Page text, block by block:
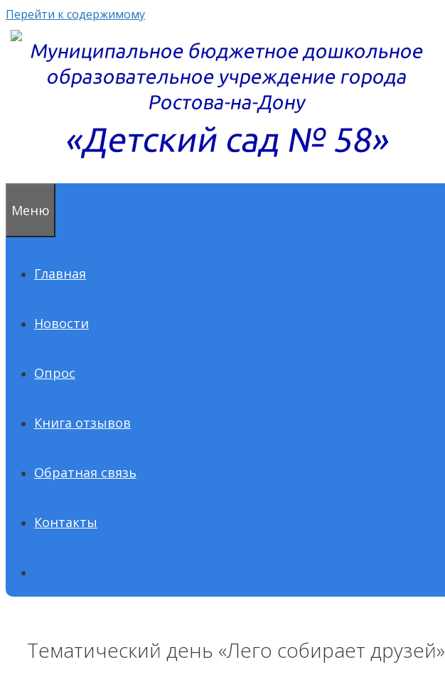
Перейти к содержимому
Меню
Главная
Новости
Опрос
Книга отзывов
Обратная связь
Контакты
Тематический день «Лего собирает друзей»